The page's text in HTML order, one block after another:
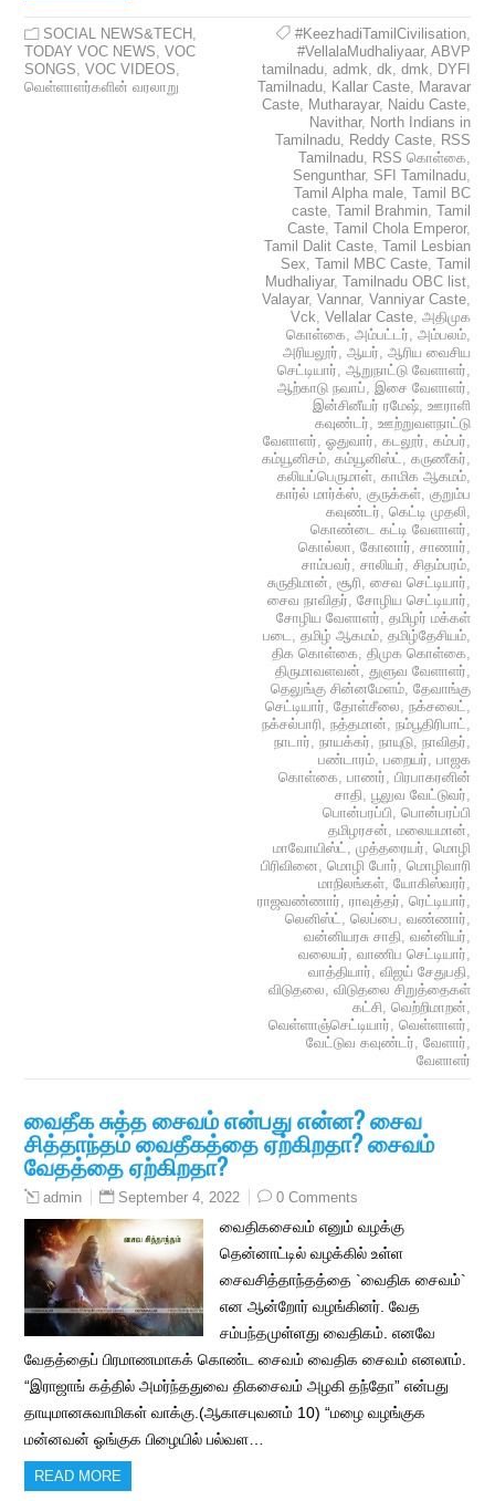
SOCIAL NEWS&TECH ,
TODAY VOC NEWS,VOC
SONGS,VOC VIDEOS,
வெள்ளாளர்களின் வரலாறு
#KeezhadiTamilCivilisation,
#VellalaMudhaliyaar, ABVP
tamilnadu, admk, dk, dmk, DYFI
Tamilnadu, Kallar Caste, Maravar
Caste, Mutharayar, Naidu Caste,
Navithar, North Indians in
Tamilnadu, Reddy Caste, RSS
Tamilnadu, RSS கொள்கை,
Sengunthar, SFI Tamilnadu,
Tamil Alpha male, Tamil BC
caste, Tamil Brahmin, Tamil
Caste, Tamil Chola Emperor,
Tamil Dalit Caste, Tamil Lesbian
Sex, Tamil MBC Caste, Tamil
Mudhaliyar, Tamilnadu OBC list,
Valayar, Vannar, Vanniyar Caste,
Vck, Vellalar Caste, அதிமுக
கொள்கை, அம்பட்டர், அம்பலம்,
அரியலூர், ஆயர், ஆரிய வைசிய
செட்டியார், ஆறுநாட்டு வேளாளர்,
ஆற்காடு நவாப், இசை வேளாளர்,
இன்சினீயர் ரமேஷ், ஊராளி
கவுண்டர், ஊற்றுவளநாட்டு
வேளாளர், ஓதுவார், கடலூர், கம்பர்,
கம்யூனிசம், கம்யூனிஸ்ட், கருணீகர்,
கலியப்பெருமாள், காமிக ஆகமம்,
கார்ல் மார்க்ஸ், குருக்கள், குறும்ப
கவுண்டர், கெட்டி முதலி,
கொண்டை கட்டி வேளாளர்,
கொல்லா, கோனார், சாணார்,
சாம்பவர், சாலியர், சிதம்பரம்,
சுருதிமான், சூரி, சைவ செட்டியார்,
சைவ நாவிதர், சோழிய செட்டியார்,
சோழிய வேளாளர், தமிழர் மக்கள்
படை, தமிழ் ஆகமம், தமிழ்தேசியம்,
திக கொள்கை, திமுக கொள்கை,
திருமாவளவன், துளுவ வேளாளர்,
தெலுங்கு சின்னமேளம், தேவாங்கு
செட்டியார், தோள்சீலை, நக்சலைட்,
நக்சல்பாரி, நத்தமான், நம்பூதிரிபாட்,
நாடார், நாயக்கர், நாயுடு, நாவிதர்,
பண்டாரம், பறையர், பாஜக
கொள்கை, பாணர், பிரபாகரனின்
சாதி, பூலுவ வேட்டுவர்,
பொன்பரப்பி, பொன்பரப்பி
தமிழரசன், மலையமான்,
மாவோயிஸ்ட், முத்தரையர், மொழி
பிரிவினை, மொழி போர், மொழிவாரி
மாநிலங்கள், யோகிஸ்வரர்,
ராஜவண்ணார், ராவுத்தர், ரெட்டியார்,
லெனிஸ்ட், லெப்பை, வண்ணார்,
வன்னியரசு சாதி, வன்னியர்,
வலையர், வாணிப செட்டியார்,
வாத்தியார், விஜய் சேதுபதி,
விடுதலை, விடுதலை சிறுத்தைகள்
கட்சி, வெற்றிமாறன்,
வெள்ளாஞ்செட்டியார், வெள்ளாளர்,
வேட்டுவ கவுண்டர், வேளார்,
வேளாளர்
வைதீக சுத்த சைவம் என்பது என்ன? சைவ
சித்தாந்தம் வைதீகத்தை ஏற்கிறதா? சைவம்
வேதத்தை ஏற்கிறதா?
admin September 4, 2022 0 Comments
வைதிகசைவம் எனும் வழக்கு
தென்னாட்டில் வழக்கில் உள்ள
சைவசித்தாந்தத்தை `வைதிக சைவம்`
என ஆன்றோர் வழங்கினர். வேத
சம்பந்தமுள்ளது வைதிகம். எனவே
வேதத்தைப் பிரமாணமாகக் கொண்ட சைவம் வைதிக சைவம் எனலாம்.
“இராஜாங் கத்தில் அமர்ந்ததுவை திகசைவம் அழகி தந்தோ” என்பது
தாயுமானசுவாமிகள் வாக்கு.(ஆகாசபுவனம் 10) “மழை வழங்குக
மன்னவன் ஓங்குக பிழையில் பல்வள…
READ MORE